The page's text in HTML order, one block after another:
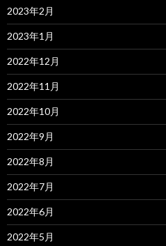
2023年2月
2023年1月
2022年12月
2022年11月
2022年10月
2022年9月
2022年8月
2022年7月
2022年6月
2022年5月